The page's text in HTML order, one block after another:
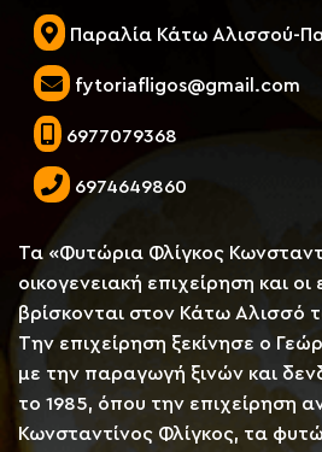
Παραλία Κάτω Αλισσού-
fytoriafligos@gmail.com
6977079368
6974649860
Τα «Φυτώρια Φλίγκος
οικογενειακή επιχείρηση και
βρίσκονται στον Κάτω Αλισσό
Την επιχείρηση ξεκίνησε ο
με την παραγωγή ξινών και
το 1985, όπου την επιχείρηση
Κωνσταντίνος Φλίγκος, τα